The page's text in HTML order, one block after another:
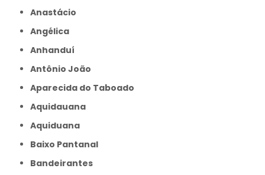
Anastácio
Angélica
Anhanduí
Antônio João
Aparecida do Taboado
Aquidauana
Aquiduana
Baixo Pantanal
Bandeirantes